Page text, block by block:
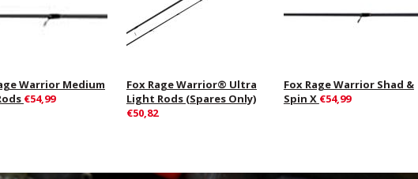
Warrior Medium
€54,99
Fox Rage Warrior® Ultra
Light Rods (Spares Only)
€50,82
Fox Rage Warrior Shad &
Spin X €54,99